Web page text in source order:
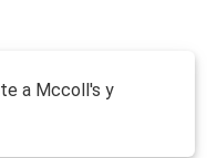
a Mccoll's y